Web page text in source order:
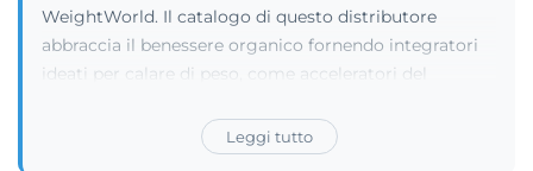
WeightWorld. Il catalogo di questo distributore
abbraccia il benessere organico fornendo integratori
ideati per calare di peso, come acceleratori del
grassi. Lo shop tratta intensamente l'alimentazione
sportiva vendendo creatina e miscele di aminoacidi.
Leggi tutto